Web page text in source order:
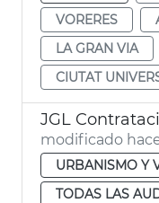
VORERES
LA GRAN VIA
CIUTAT
modificado
URBANISMO Y
TODAS LAS